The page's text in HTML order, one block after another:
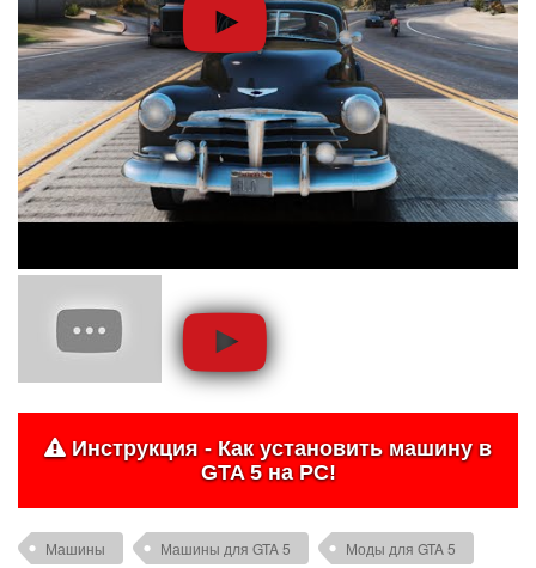
Инструкция - Как установить машину в
GTA 5 на PC!
Машины Машины для GTA 5 Моды для GTA 5